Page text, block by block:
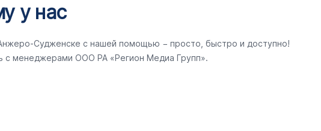
у нас
Судженске с нашей помощью − просто, быстро и доступно!
с менеджерами ООО РА «Регион Медиа Групп».